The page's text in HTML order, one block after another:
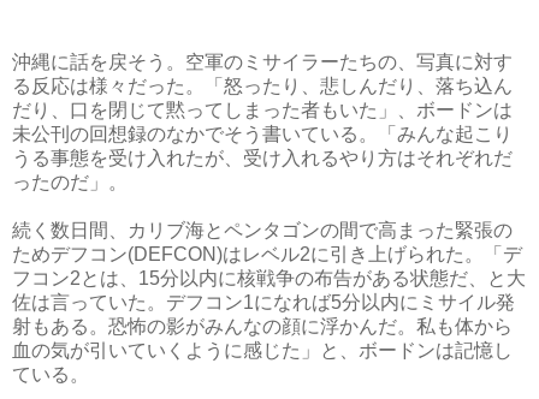
沖縄に話を戻そう。空軍のミサイラーたちの、写真に対す
る反応は様々だった。「怒ったり、悲しんだり、落ち込ん
だり、口を閉じて黙ってしまった者もいた」、ボードンは
未公刊の回想録のなかでそう書いている。「みんな起こり
うる事態を受け入れたが、受け入れるやり方はそれぞれだ
ったのだ」。
続く数日間、カリブ海とペンタゴンの間で高まった緊張の
ためデフコン(DEFCON)はレベル2に引き上げられた。「デ
フコン2とは、15分以内に核戦争の布告がある状態だ、と大
佐は言っていた。デフコン1になれば5分以内にミサイル発
射もある。恐怖の影がみんなの顔に浮かんだ。私も体から
血の気が引いていくように感じた」と、ボードンは記憶し
ている。